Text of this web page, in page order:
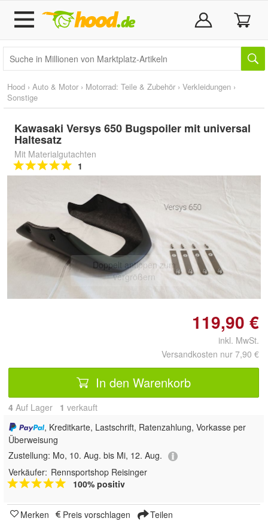
Hood › Auto & Motor › Motorrad: Teile & Zubehör › Verkleidungen ›
Sonstige
Kawasaki Versys 650 Bugspoiler mit universal
Haltesatz
Mit Materialgutachten
1
Doppelt antippen zum
vergrößern
119,90 €
inkl. MwSt.
Versandkosten nur 7,90 €
In den Warenkorb
4 Auf Lager 1 verkauft
, Kreditkarte, Lastschrift, Ratenzahlung, Vorkasse per
Überweisung
Zustellung: Mo, 10. Aug. bis Mi, 12. Aug.
Verkäufer: Rennsportshop Reisinger
100% positiv
Merken Preis vorschlagen Teilen